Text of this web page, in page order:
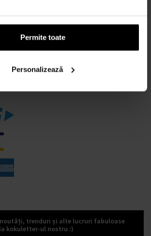
Permite toate
Personalizează
la noi?
trenduri și alte lucruri fabuloase
kokuletter-ul nostru :)